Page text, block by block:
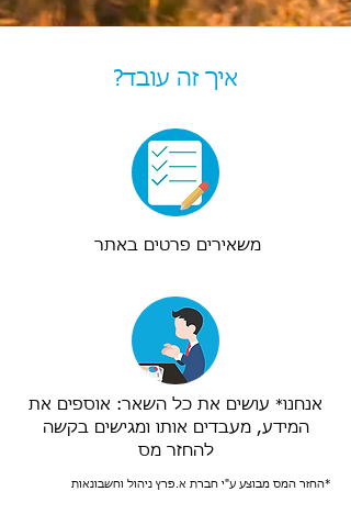
איך זה עובד?
משאירים פרטים באתר
אנחנו* עושים את כל השאר: אוספים את
המידע, מעבדים אותו ומגישים בקשה
להחזר מס
*החזר המס מבוצע ע"י חברת א.פרץ ניהול וחשבונאות